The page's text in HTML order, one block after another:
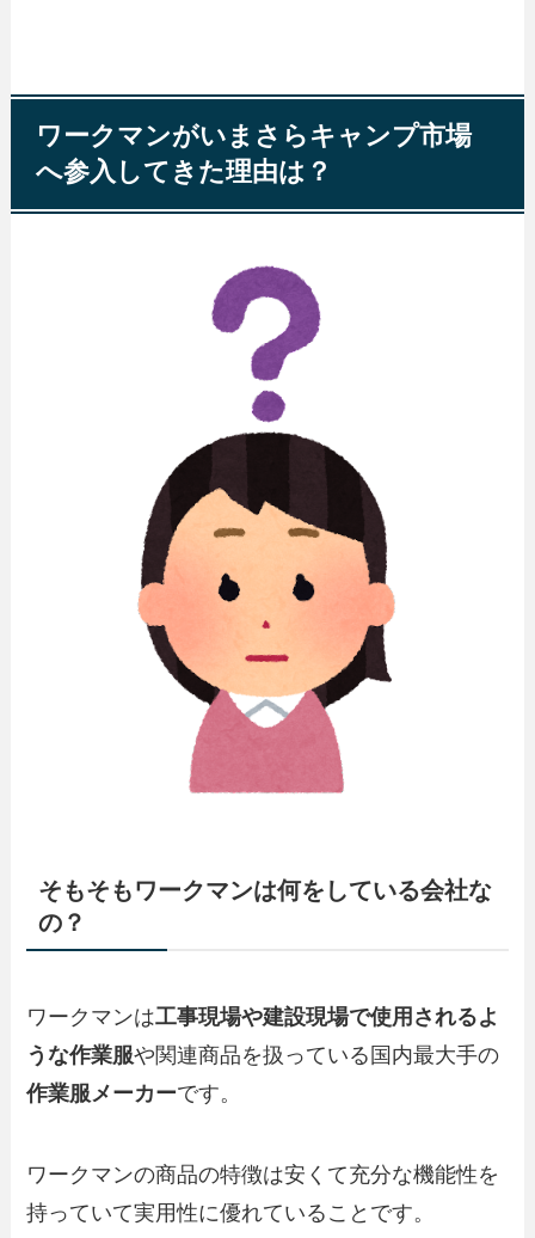
ワークマンがいまさらキャンプ市場
へ参入してきた理由は？
そもそもワークマンは何をしている会社な
の？
ワークマンは工事現場や建設現場で使用されるよ
うな作業服や関連商品を扱っている国内最大手の
作業服メーカーです。
ワークマンの商品の特徴は安くて充分な機能性を
持っていて実用性に優れていることです。